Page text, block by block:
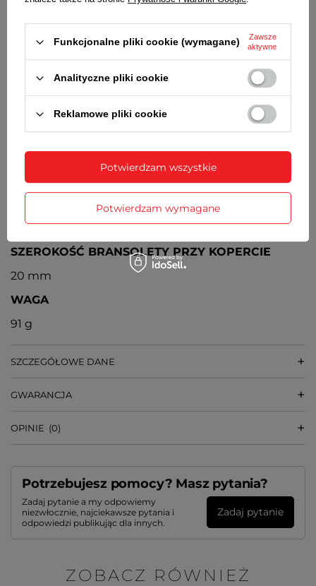
Wskaźnik dnia miesiąca umieszczony na godz. 3
BATERIA
konieczności wymiany baterii - 3 lata
MECHANIZM
Kwarcowy, japoński
ŚREDNICA KOPERTY
40 mm
GRUBOŚĆ KOPERTY
9,5 mm
SZEROKOŚĆ BRANSOLETY PRZY KOPERCIE
20 mm
WAGA
91 g
SZCZEGÓŁOWE DANE
GWARANCJA
OPINIE (0)
Potrzebujesz pomocy? Masz pytania?
Zadaj pytanie a my odpowiemy
niezwłocznie, najciekawsze pytania i
odpowiedzi publikując dla innych.
Zadaj pytanie
ZOBACZ RÓWNIEŻ
Funkcjonalne pliki cookie (wymagane)
Zawsze
aktywne
Analityczne pliki cookie
Reklamowe pliki cookie
Potwierdzam wymagane
Potwierdzam wszystkie